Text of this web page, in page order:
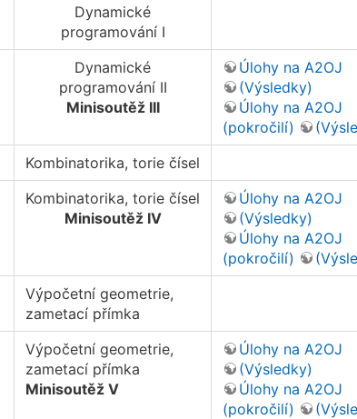
Dynamické
programování I
Dynamické
programování II
Minisoutěž III
Úlohy na A2OJ
(Výsledky)
Úlohy na A2OJ
(pokročilí)
Kombinatorika, torie čísel
Kombinatorika, torie čísel
Minisoutěž IV
Úlohy na A2OJ
(Výsledky)
Úlohy na A2OJ
(pokročilí)
Výpočetní geometrie,
zametací přímka
Výpočetní geometrie,
zametací přímka
Minisoutěž V
Úlohy na A2OJ
(Výsledky)
Úlohy na A2OJ
(pokročilí)